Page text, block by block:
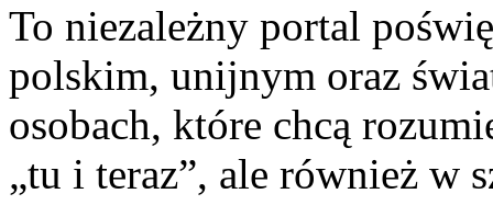
To niezależny portal
polskim, unijnym oraz
osobach, które chcą
„tu i teraz”, ale również w